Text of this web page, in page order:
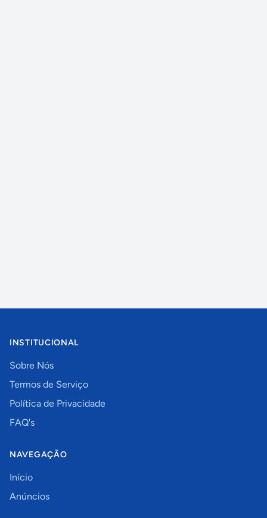
INSTITUCIONAL
Sobre Nós
Termos de Serviço
Política de Privacidade
FAQ's
NAVEGAÇÃO
Início
Anúncios